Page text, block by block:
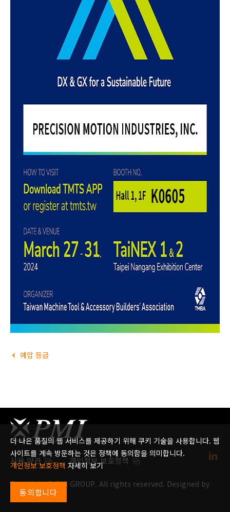
예압 등급
Copyright © PMI GROUP. All rights reserved. Designed by
Weya.
사용 약관 개인정보 보호정책
더 나은 품질의 웹 서비스를 제공하기 위해 쿠키 기술을 사용합니다. 웹
사이트를 계속 방문하는 것은 정책에 동의함을 의미합니다.
개인정보 보호정책 자세히 보기
동의합니다